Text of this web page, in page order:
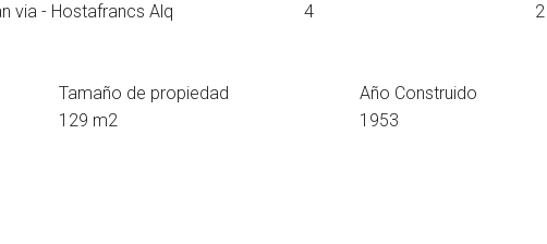
via - Hostafrancs Alq
4
2
Tamaño de propiedad
129 m2
Año Construido
1953